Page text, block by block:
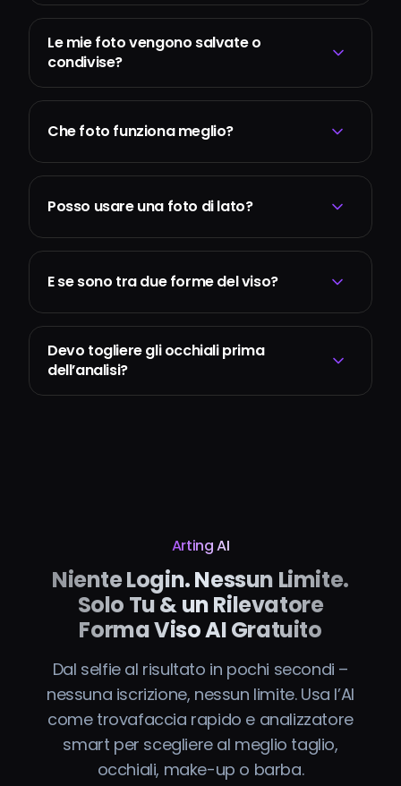
Le mie foto vengono salvate o
condivise?
Che foto funziona meglio?
Posso usare una foto di lato?
E se sono tra due forme del viso?
Devo togliere gli occhiali prima
dell’analisi?
Arting AI
Niente Login. Nessun Limite.
Solo Tu & un Rilevatore
Forma Viso AI Gratuito
Dal selfie al risultato in pochi secondi –
nessuna iscrizione, nessun limite. Usa l’AI
come trovafaccia rapido e analizzatore
smart per scegliere al meglio taglio,
occhiali, make-up o barba.